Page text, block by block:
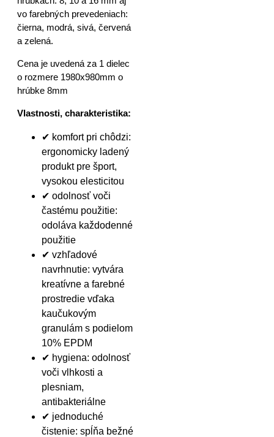
vo farebných prevedeniach:
čierna, modrá, sivá, červená
a zelená.
Cena je uvedená za 1 dielec
o rozmere 1980x980mm o
hrúbke 8mm
Vlastnosti, charakteristika:
✔ komfort pri chôdzi:
ergonomicky ladený
produkt pre šport,
vysokou elesticitou
✔ odolnosť voči
častému použitie:
odoláva každodenné
použitie
✔ vzhľadové
navrhnutie: vytvára
kreatívne a farebné
prostredie vďaka
kaučukovým
granulám s podielom
10% EPDM
✔ hygiena: odolnosť
voči vlhkosti a
plesniam,
antibakteriálne
✔ jednoduché
čistenie: spĺňa bežné